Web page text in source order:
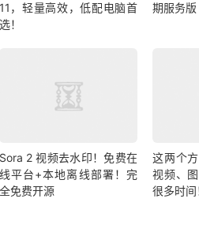
11，轻量高效，低配电脑首
选！
期服务版
Sora 2 视频去水印！免费在
线平台+本地离线部署！完
全免费开源
这两个
视频、
很多时间